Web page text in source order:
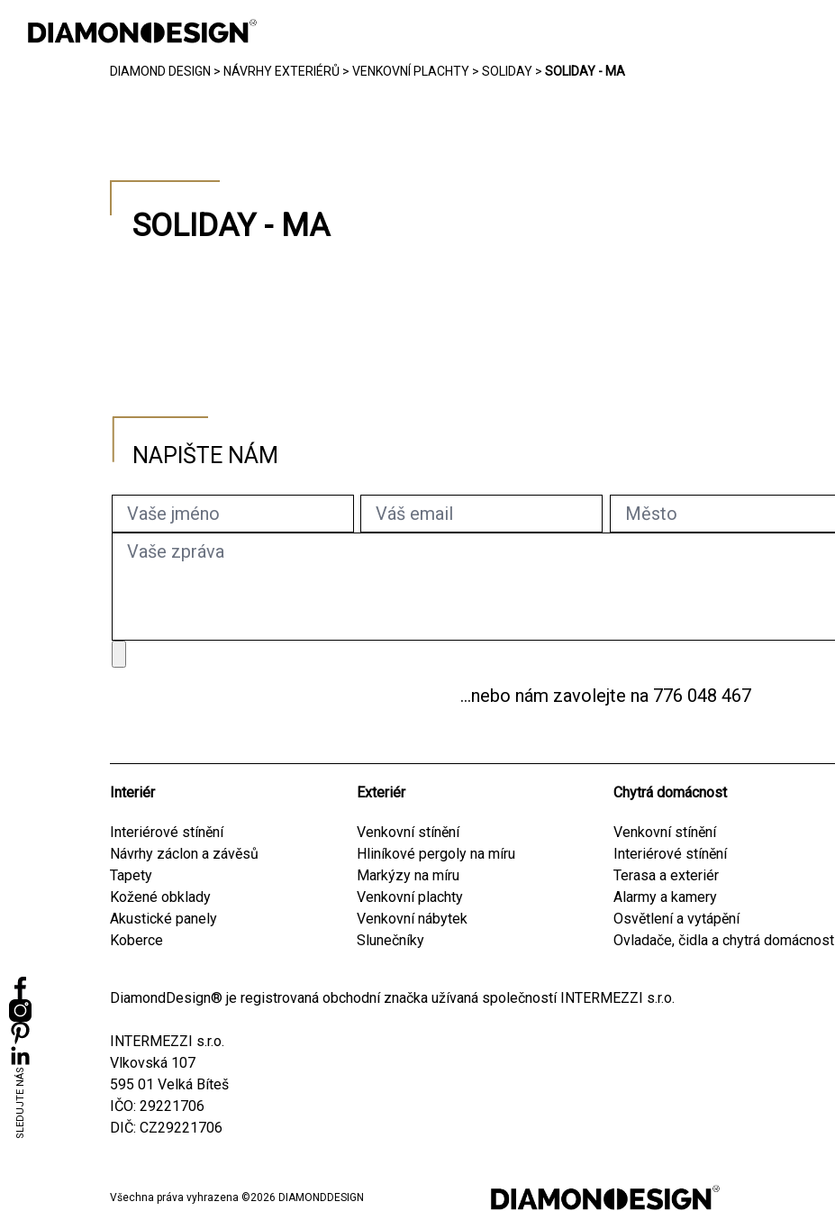
CHYTRÁ DOMÁCNOST
SLEDUJTE NÁS
DIAMOND DESIGN > NÁVRHY EXTERIÉRŮ > VENKOVNÍ PLACHTY > SOLIDAY > SOLIDAY - MA
SOLIDAY - MA
NAPIŠTE NÁM
...nebo nám zavolejte na 776 048 467
Interiér
Interiérové stínění
Návrhy záclon a závěsů
Tapety
Kožené obklady
Akustické panely
Koberce
Exteriér
Venkovní stínění
Hliníkové pergoly na míru
Markýzy na míru
Venkovní plachty
Venkovní nábytek
Slunečníky
Chytrá domácnost
Venkovní stínění
Interiérové stínění
Terasa a exteriér
Alarmy a kamery
Osvětlení a vytápění
Ovladače, čidla a chytrá domácnost
DiamondDesign® je registrovaná obchodní značka užívaná společností INTERMEZZI s.r.o.
INTERMEZZI s.r.o.
Vlkovská 107
595 01 Velká Bíteš
IČO: 29221706
DIČ: CZ29221706
Všechna práva vyhrazena ©2026 DIAMONDDESIGN